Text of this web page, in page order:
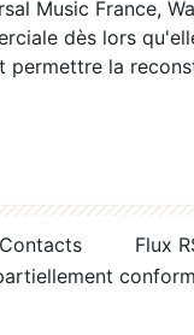
Music France,
dès lors
permettre la
Contacts
Flux